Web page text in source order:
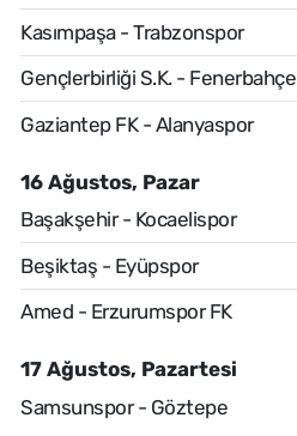
Kasımpaşa - Trabzonspor
Gençlerbirliği S.K. - Fenerbahçe
Gaziantep FK - Alanyaspor
16 Ağustos, Pazar
Başakşehir - Kocaelispor
Beşiktaş - Eyüpspor
Amed - Erzurumspor FK
17 Ağustos, Pazartesi
Samsunspor - Göztepe